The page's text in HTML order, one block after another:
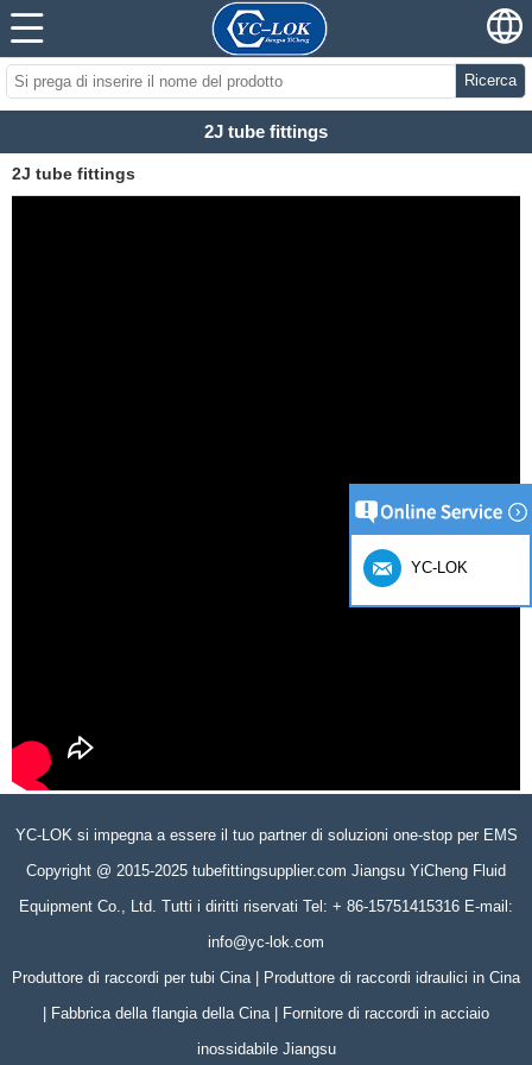
Ricerca
2J tube fittings
2J tube fittings
YC-LOK si impegna a essere il tuo partner di soluzioni one-stop per EMS
Copyright @ 2015-2025 tubefittingsupplier.com Jiangsu YiCheng Fluid
Equipment Co., Ltd. Tutti i diritti riservati Tel: + 86-15751415316 E-mail:
info@yc-lok.com
Produttore di raccordi per tubi Cina | Produttore di raccordi idraulici in Cina
| Fabbrica della flangia della Cina | Fornitore di raccordi in acciaio
inossidabile Jiangsu
YC-LOK